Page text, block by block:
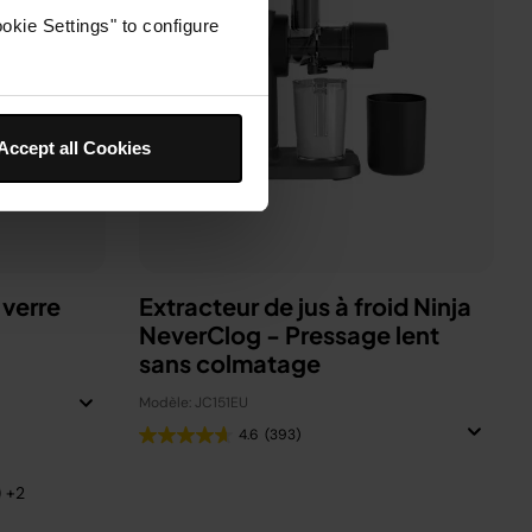
Settings" to configure
all Cookies
+2
Extracteur de jus à froid Ninja
NeverClog - Pressage lent
sans colmatage
Modèle: JC151EU
4.6 (393)